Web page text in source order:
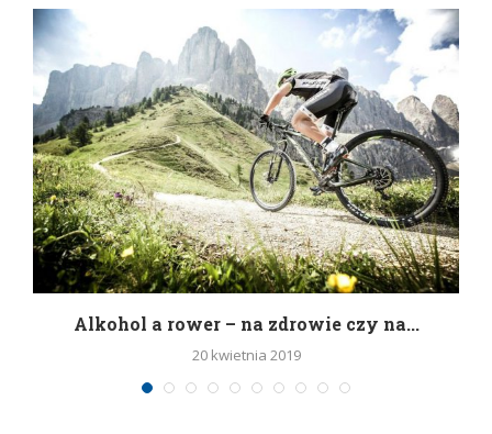
Alkohol a rower – na zdrowie czy na...
20 kwietnia 2019